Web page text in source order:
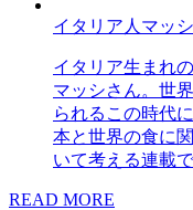
イタリア人マッ
イタリア生まれ
マッシさん。世
られるこの時代
本と世界の食に
いて考える連載で
READ MORE